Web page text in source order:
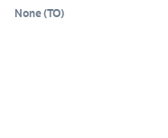
None(TO)